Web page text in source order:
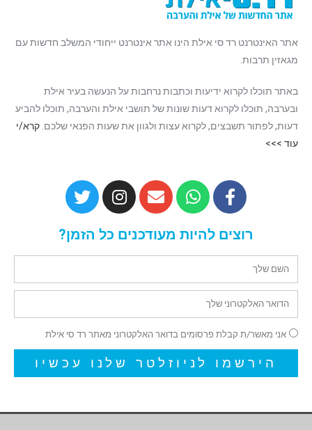
אתר האינטרנט רד סי אילת הינו אתר אינטרנט ייחודי המשלב חדשות עם
מגאזין תרבות.
באתר תוכלו לקרוא ידיעות וכתבות נרחבות על הנעשה בעיר אילת
ובערבה, תוכלו לקרוא דעות שונות של תושבי אילת והערבה, תוכלו להביע
דעות, לפתור תשבצים, לקרוא עצות ולגוון את שעות הפנאי שלכם. קרא/י
עוד >>>
רוצים להיות מעודכנים כל הזמן?
אני מאשר/ת קבלת פרסומים בדואר האלקטרוני מאתר רד סי אילת
הירשמו לניוזלטר שלנו עכשיו